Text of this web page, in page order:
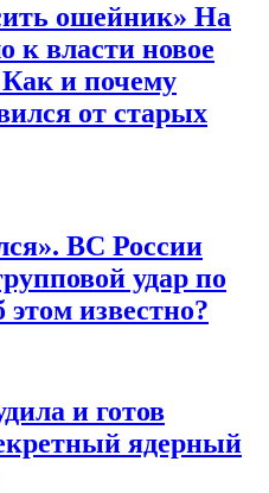
ошейник» На
к власти новое
и почему
от старых
ВС России
удар по
известно?
и готов
ядерный